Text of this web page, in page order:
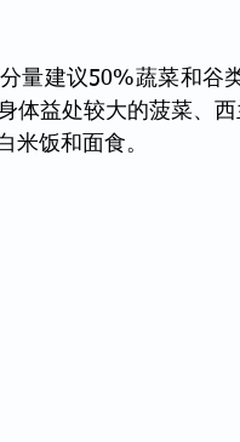
量建议50%蔬菜和谷
体益处较大的菠菜、
米饭和面食。